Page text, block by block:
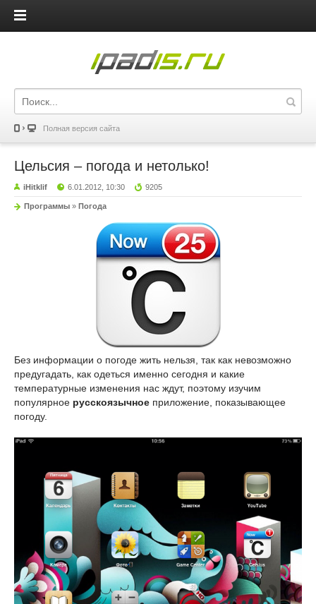
iPadis.ru
Полная версия сайта
Цельсия – погода и нетолько!
iHitklif 6.01.2012, 10:30 9205
Программы » Погода
Без информации о погоде жить нельзя, так как невозможно
предугадать, как одеться именно сегодня и какие
температурные изменения нас ждут, поэтому изучим
популярное русскоязычное приложение, показывающее
погоду.